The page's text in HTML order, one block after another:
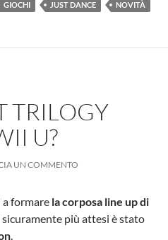
GIOCHI JUST DANCE NOVITÀ
TRILOGY
U?
UN COMMENTO
formare la corposa line up di
sicuramente più attesi è stato
.